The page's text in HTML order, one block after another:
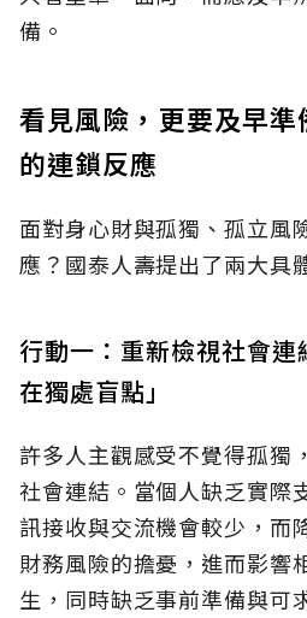
備。
看見風險，更要及早
的連鎖反應
面對身心財與孤獨、孤立風
應？國泰人壽提出了兩大具
行動一：重新檢視社會連
在獨處盲點」
許多人主觀感受不覺得孤獨
社會連結。當個人缺乏實際
訊接收與交流機會較少，而
財務風險的擔憂，進而影響
生，同時缺乏事前準備與可